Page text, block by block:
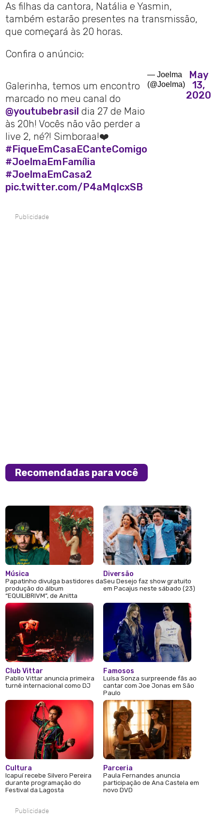
As filhas da cantora, Natália e Yasmin,
também estarão presentes na transmissão,
que começará às 20 horas.
Confira o anúncio:
Galerinha, temos um encontro
marcado no meu canal do
@youtubebrasil dia 27 de Maio
às 20h! Vocês não vão perder a
live 2, né?! Simboraa!❤️
#FiqueEmCasaECanteComigo
#JoelmaEmFamília
#JoelmaEmCasa2
pic.twitter.com/P4aMqIcxSB
— Joelma
(@Joelma)
May
13,
2020
Publicidade
Recomendadas para você
Música
Papatinho divulga bastidores da
produção do álbum
“EQUILIBRIVM”, de Anitta
Club Vittar
Pabllo Vittar anuncia primeira
turnê internacional como DJ
Cultura
Icapuí recebe Silvero Pereira
durante programação do
Festival da Lagosta
Diversão
Seu Desejo faz show gratuito
em Pacajus neste sábado (23)
Famosos
Luísa Sonza surpreende fãs ao
cantar com Joe Jonas em São
Paulo
Parceria
Paula Fernandes anuncia
participação de Ana Castela em
novo DVD
Publicidade